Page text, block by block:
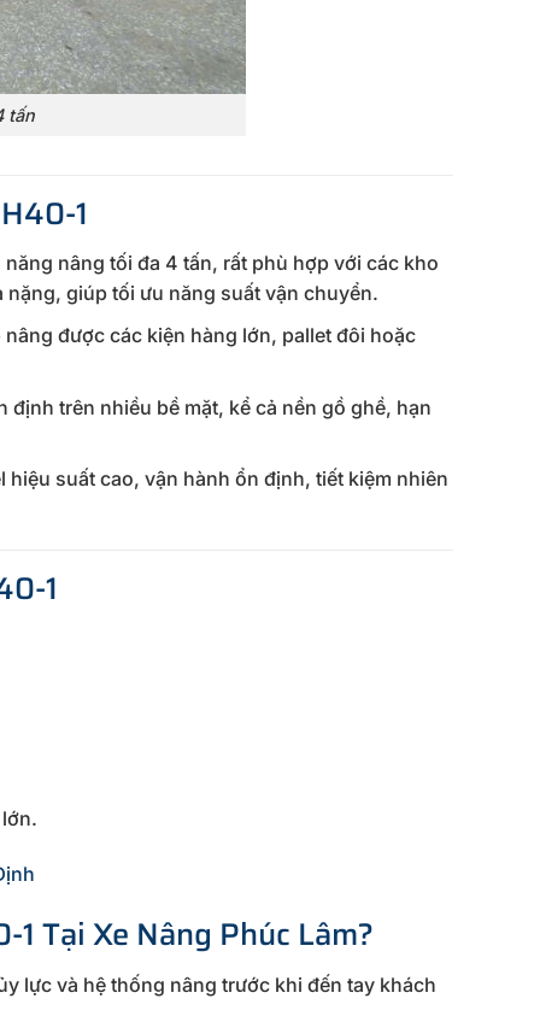
tấn
1
nâng tối đa 4 tấn, rất phù hợp với các kho
giúp tối ưu năng suất vận chuyển.
được các kiện hàng lớn, pallet đôi hoặc
trên nhiều bề mặt, kể cả nền gồ ghề, hạn
suất cao, vận hành ổn định, tiết kiệm nhiên
1
Tại Xe Nâng Phúc Lâm?
lực và hệ thống nâng trước khi đến tay khách